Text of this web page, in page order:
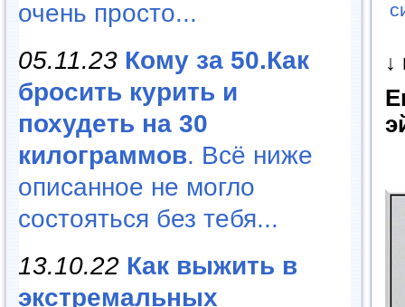
очень просто...
05.11.23 Кому за 50.Как
бросить курить и
похудеть на 30
килограммов. Всё ниже
описанное не могло
состояться без тебя...
13.10.22 Как выжить в
экстремальных